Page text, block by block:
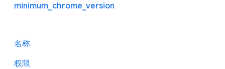
minimum_chrome_version
名称
权限